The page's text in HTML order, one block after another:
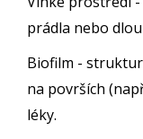
prádla nebo
Biofilm -
na površích
léky.